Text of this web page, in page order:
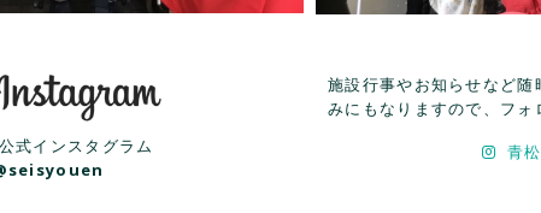
式インスタグラム
施設行事やお知らせなど
みにもなりますので、フォ
青